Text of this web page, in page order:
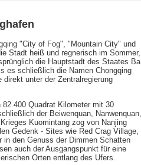
"City of Fog", "Mountain City" und
Stadt heiß und regnerisch im Sommer,
die Hauptstadt des Staates Ba
es schließlich die Namen Chongqing
unter der Zentralregierung
Quadrat Kilometer mit 30
der Beiwenquan, Nanwenquan,
Kuomintang zog von Nanjing
Gedenk - Sites wie Red Crag Village,
in den Genuss der Dimmen Schatten
auch der Ausgangspunkt für eine
Orten entlang des Ufers.